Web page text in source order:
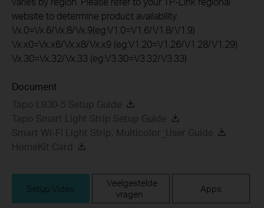
website to determine product availability.
Vx.0=Vx.6/Vx.8/Vx.9(eg:V1.0=V1.6/V1.8/V1.9)
Vx.x0=Vx.x6/Vx.x8/Vx.x9 (eg:V1.20=V1.26/V1.28/V1.29)
Vx.30=Vx.32/Vx.33 (eg:V3.30=V3.32/V3.33)
Document
Tapo L930-5 Setup Guide
Tapo Smart Light Strip Setup Guide
Smart Wi-Fi Light Strip, Multicolor_User Guide
HomeKit Card
Setup Video
Veelgestelde
vragen
Apps